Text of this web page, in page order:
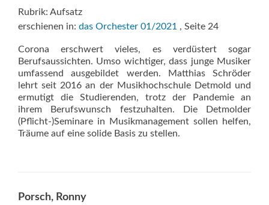
Rubrik: Aufsatz
erschienen in: das Orchester 01/2021 , Seite 24
Corona erschwert vieles, es verdüstert sogar
Berufsaussichten. Umso wichtiger, dass junge Musiker
umfassend ausgebildet werden. Matthias Schröder
lehrt seit 2016 an der Musikhochschule Detmold und
ermutigt die Studierenden, trotz der Pandemie an
ihrem Berufswunsch festzuhalten. Die Detmolder
(Pflicht-)Seminare in Musikmanagement sollen helfen,
Träume auf eine solide Basis zu stellen.
Porsch, Ronny